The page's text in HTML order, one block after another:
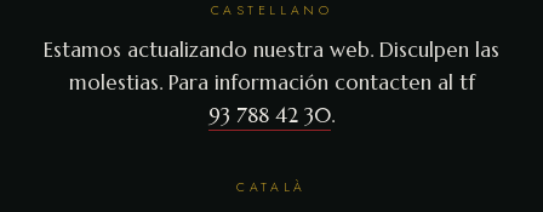
CASTELLANO
Estamos actualizando nuestra web. Disculpen las
molestias. Para información contacten al tf
93 788 42 30.
CATALÀ